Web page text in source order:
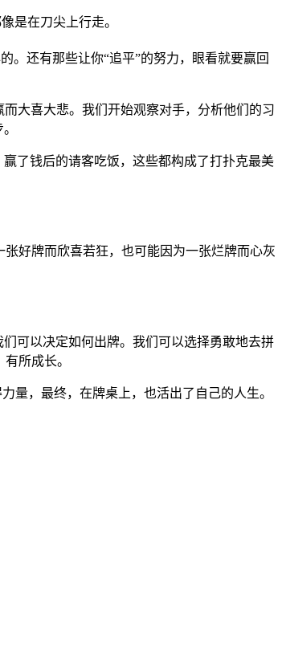
是在刀尖上行走。
。还有那些让你“追平”的努力，眼看就要赢回
大喜大悲。我们开始观察对手，分析他们的习
了钱后的请客吃饭，这些都构成了打扑克最美
好牌而欣喜若狂，也可能因为一张烂牌而心灰
可以决定如何出牌。我们可以选择勇敢地去拼
所成长。
量，最终，在牌桌上，也活出了自己的人生。